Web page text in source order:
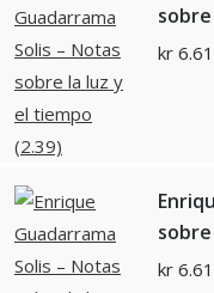
kr
kr